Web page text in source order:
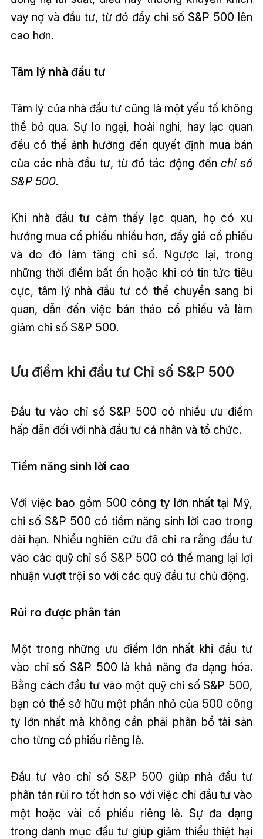
vay nợ và đầu tư, từ đó đẩy chỉ số S&P 500 lên
cao hơn.
Tâm lý nhà đầu tư
Tâm lý của nhà đầu tư cũng là một yếu tố không
thể bỏ qua. Sự lo ngại, hoài nghi, hay lạc quan
đều có thể ảnh hưởng đến quyết định mua bán
của các nhà đầu tư, từ đó tác động đến chỉ số
S&P 500.
Khi nhà đầu tư cảm thấy lạc quan, họ có xu
hướng mua cổ phiếu nhiều hơn, đẩy giá cổ phiếu
và do đó làm tăng chỉ số. Ngược lại, trong
những thời điểm bất ổn hoặc khi có tin tức tiêu
cực, tâm lý nhà đầu tư có thể chuyển sang bi
quan, dẫn đến việc bán tháo cổ phiếu và làm
giảm chỉ số S&P 500.
Ưu điểm khi đầu tư Chỉ số S&P 500
Đầu tư vào chỉ số S&P 500 có nhiều ưu điểm
hấp dẫn đối với nhà đầu tư cá nhân và tổ chức.
Tiềm năng sinh lời cao
Với việc bao gồm 500 công ty lớn nhất tại Mỹ,
chỉ số S&P 500 có tiềm năng sinh lời cao trong
dài hạn. Nhiều nghiên cứu đã chỉ ra rằng đầu tư
vào các quỹ chỉ số S&P 500 có thể mang lại lợi
nhuận vượt trội so với các quỹ đầu tư chủ động.
Rủi ro được phân tán
Một trong những ưu điểm lớn nhất khi đầu tư
vào chỉ số S&P 500 là khả năng đa dạng hóa.
Bằng cách đầu tư vào một quỹ chỉ số S&P 500,
bạn có thể sở hữu một phần nhỏ của 500 công
ty lớn nhất mà không cần phải phân bổ tài sản
cho từng cổ phiếu riêng lẻ.
Đầu tư vào chỉ số S&P 500 giúp nhà đầu tư
phân tán rủi ro tốt hơn so với việc chỉ đầu tư vào
một hoặc vài cổ phiếu riêng lẻ. Sự đa dạng
trong danh mục đầu tư giúp giảm thiểu thiệt hại